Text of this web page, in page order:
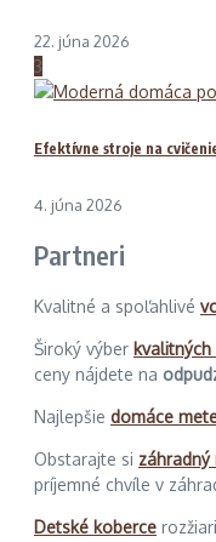
22. júna 2026
3
Efektívne stroje na
4. júna 2026
Partneri
Kvalitné a spoľahlivé
Široký výber
ceny nájdete na
Najlepšie domáce
Obstarajte si
príjemné chvíle v
Detské koberce